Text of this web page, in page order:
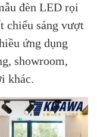
đèn LED rọi
chiếu sáng vượt
ứng dụng
showroom,
khác.